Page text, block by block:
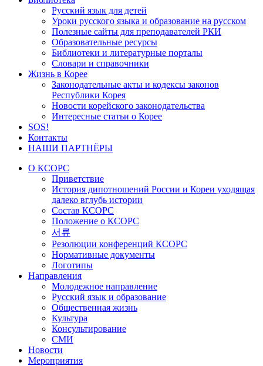
Русский язык для детей
Уроки русского языка и образование на русском
Полезные сайты для преподавателей РКИ
Образовательные ресурсы
Библиотеки и литературные порталы
Словари и справочники
Жизнь в Корее
Законодательные акты и кодексы законов
Республики Корея
Новости корейского законодательства
Интересные статьи о Корее
SOS!
Контакты
НАШИ ПАРТНЁРЫ
О КСОРС
Приветствие
История дипотношений России и Кореи уходящая
далеко вглубь истории
Состав КСОРС
Положение о КСОРС
서류
Резолюции конференций КСОРС
Нормативные документы
Логотипы
Направления
Молодежное направление
Русский язык и образование
Общественная жизнь
Культура
Консультирование
СМИ
Новости
Мероприятия